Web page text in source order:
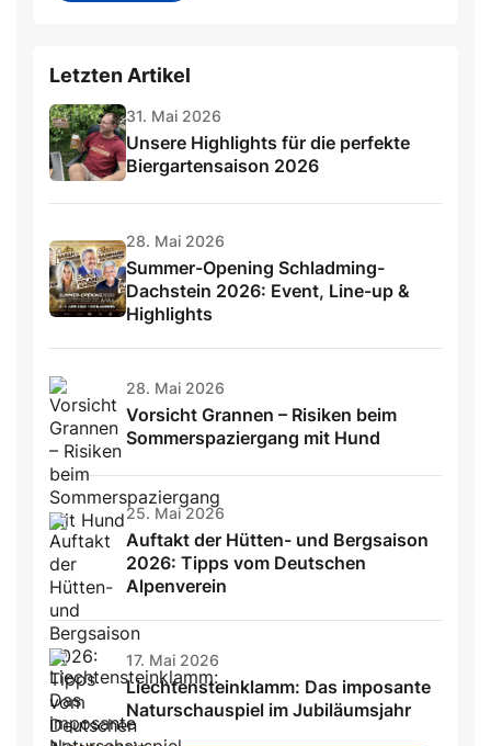
Letzten Artikel
31. Mai 2026
Unsere Highlights für die perfekte
Biergartensaison 2026
28. Mai 2026
Summer-Opening Schladming-
Dachstein 2026: Event, Line-up &
Highlights
28. Mai 2026
Vorsicht Grannen – Risiken beim
Sommerspaziergang mit Hund
25. Mai 2026
Auftakt der Hütten- und Bergsaison
2026: Tipps vom Deutschen
Alpenverein
17. Mai 2026
Liechtensteinklamm: Das imposante
Naturschauspiel im Jubiläumsjahr